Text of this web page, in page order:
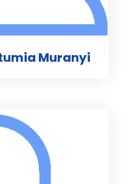
Muranyi